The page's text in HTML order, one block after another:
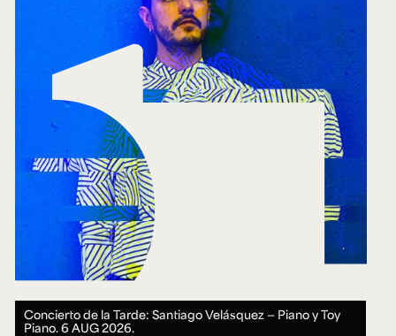
Concierto de la Tarde: Santiago Velásquez — Piano y Toy
Piano.6 AUG 2026.